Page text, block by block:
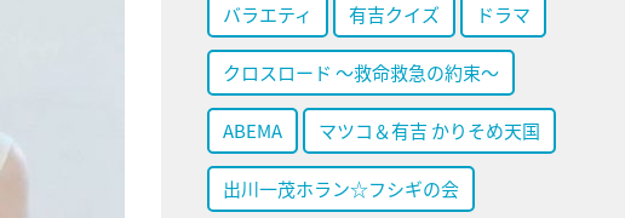
バラエティ 有吉クイズ ドラマ
クロスロード ～救命救急の約束～
ABEMA マツコ＆有吉 かりそめ天国
出川一茂ホラン☆フシギの会